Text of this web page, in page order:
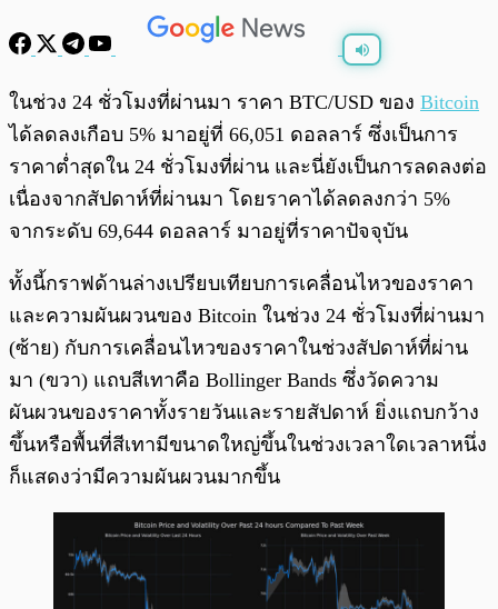
พร้อมเล่น
ในช่วง 24 ชั่วโมงที่ผ่านมา ราคา BTC/USD ของ Bitcoin
ได้ลดลงเกือบ 5% มาอยู่ที่ 66,051 ดอลลาร์ ซึ่งเป็นการ
ราคาต่ำสุดใน 24 ชั่วโมงที่ผ่าน และนี่ยังเป็นการลดลงต่อ
เนื่องจากสัปดาห์ที่ผ่านมา โดยราคาได้ลดลงกว่า 5%
จากระดับ 69,644 ดอลลาร์ มาอยู่ที่ราคาปัจจุบัน
ทั้งนี้กราฟด้านล่างเปรียบเทียบการเคลื่อนไหวของราคา
และความผันผวนของ Bitcoin ในช่วง 24 ชั่วโมงที่ผ่านมา
(ซ้าย) กับการเคลื่อนไหวของราคาในช่วงสัปดาห์ที่ผ่าน
มา (ขวา) แถบสีเทาคือ Bollinger Bands ซึ่งวัดความ
ผันผวนของราคาทั้งรายวันและรายสัปดาห์ ยิ่งแถบกว้าง
ขึ้นหรือพื้นที่สีเทามีขนาดใหญ่ขึ้นในช่วงเวลาใดเวลาหนึ่ง
ก็แสดงว่ามีความผันผวนมากขึ้น